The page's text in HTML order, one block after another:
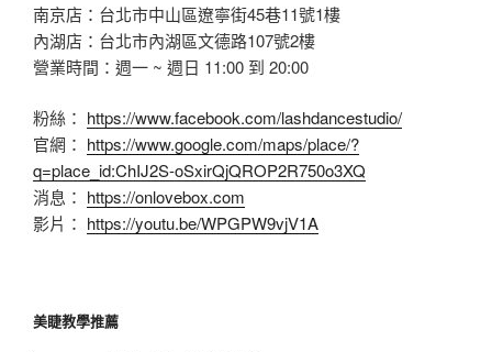
南京店：台北市中山區遼寧街45巷11號1樓
內湖店：台北市內湖區文德路107號2樓
營業時間：週一 ~ 週日 11:00 到 20:00
粉絲： https://www.facebook.com/lashdancestudio/
官網： https://www.google.com/maps/place/?
q=place_id:ChIJ2S-oSxirQjQROP2R750o3XQ
消息： https://onlovebox.com
影片： https://youtu.be/WPGPW9vjV1A
美睫教學推薦